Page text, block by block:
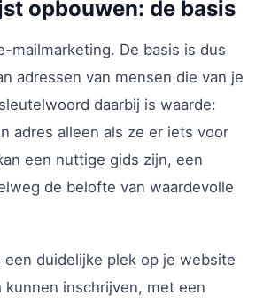
opbouwen: de basis
mailmarketing. De basis is dus
adressen van mensen die van je
daarbij is waarde:
adres alleen als ze er iets voor
een nuttige gids zijn, een
de belofte van waardevolle
duidelijke plek op je website
kunnen inschrijven, met een